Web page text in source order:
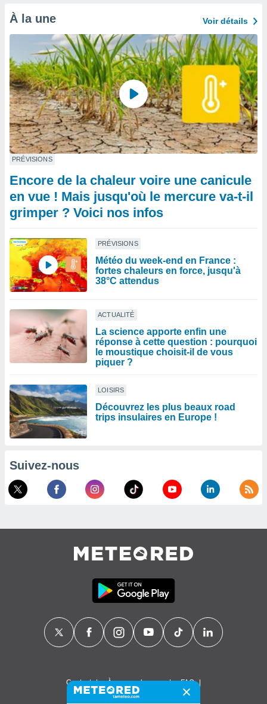
À la une Voir détails
PRÉVISIONS
Encore de la chaleur voire une canicule
en vue ! Mais jusqu'où le mercure va-t-il
grimper ? Voici nos infos
PRÉVISIONS
Météo du week-end en France :
fortes chaleurs en force, jusqu'à
38°C attendus
ACTUALITÉ
La science apporte enfin une
réponse à cette question : pourquoi
le moustique choisit-il de vous
piquer ?
LOISIRS
Découvrez les plus beaux road
trips insulaires en Europe !
Suivez-nous
Contact À propos de nous FAQ